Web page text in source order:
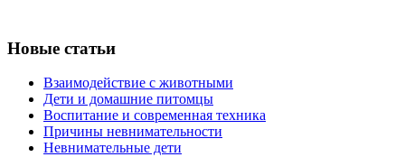
Новые статьи
Взаимодействие с животными
Дети и домашние питомцы
Воспитание и современная техника
Причины невнимательности
Невнимательные дети